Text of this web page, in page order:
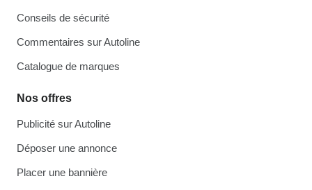
Conseils de sécurité
Commentaires sur Autoline
Catalogue de marques
Nos offres
Publicité sur Autoline
Déposer une annonce
Placer une bannière